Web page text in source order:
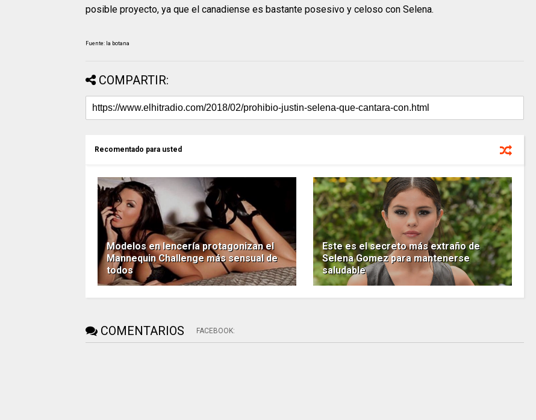
posible proyecto, ya que el canadiense es bastante posesivo y celoso con Selena.
Fuente: la botana
COMPARTIR:
Recomentado para usted
Modelos en lencería protagonizan el
Mannequin Challenge más sensual de
todos
Este es el secreto más extraño de
Selena Gomez para mantenerse
saludable
COMENTARIOS FACEBOOK: